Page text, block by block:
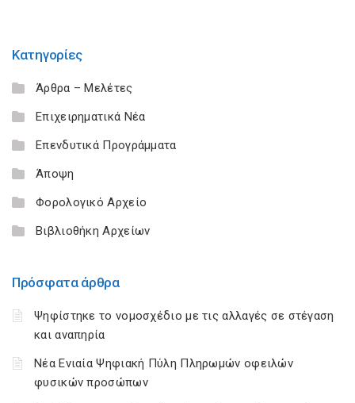
Κατηγορίες
Άρθρα – Μελέτες
Επιχειρηματικά Νέα
Επενδυτικά Προγράμματα
Άποψη
Φορολογικό Αρχείο
Βιβλιοθήκη Αρχείων
Πρόσφατα άρθρα
Ψηφίστηκε το νομοσχέδιο με τις αλλαγές σε στέγαση
και αναπηρία
Νέα Ενιαία Ψηφιακή Πύλη Πληρωμών οφειλών
φυσικών προσώπων